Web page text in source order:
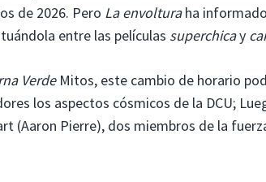
de 2026. Pero La envolturaha
entre las películas superchicay
VerdeMitos, este cambio de horario
los aspectos cósmicos de la DCU;
(Aaron Pierre), dos miembros de la